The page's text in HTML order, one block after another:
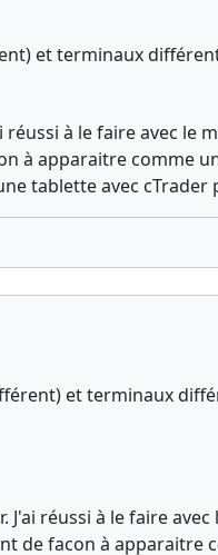
et terminaux
à le faire avec
à apparaitre
tablette avec
et terminaux
réussi à le faire
de facon à